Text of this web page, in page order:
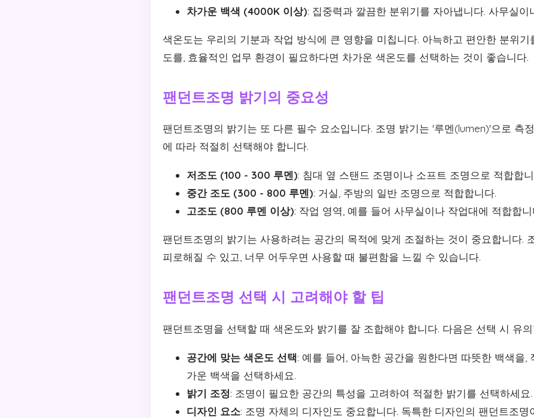
차가운 백색 (4000K 이상): 집중력과 깔끔한 분위기를 자아냅니다. 사무실이
색온도는 우리의 기분과 작업 방식에 큰 영향을 미칩니다. 아늑하고 편안한 분위
도를, 효율적인 업무 환경이 필요하다면 차가운 색온도를 선택하는 것이 좋습니다.
팬던트조명 밝기의 중요성
팬던트조명의 밝기는 또 다른 필수 요소입니다. 조명 밝기는 '루멘(lumen)'으로 측
에 따라 적절히 선택해야 합니다.
저조도 (100 - 300 루멘): 침대 옆 스탠드 조명이나 소프트 조명으로 적합합
중간 조도 (300 - 800 루멘): 거실, 주방의 일반 조명으로 적합합니다.
고조도 (800 루멘 이상): 작업 영역, 예를 들어 사무실이나 작업대에 적합합니
팬던트조명의 밝기는 사용하려는 공간의 목적에 맞게 조절하는 것이 중요합니다.
피로해질 수 있고, 너무 어두우면 사용할 때 불편함을 느낄 수 있습니다.
팬던트조명 선택 시 고려해야 할 팁
팬던트조명을 선택할 때 색온도와 밝기를 잘 조합해야 합니다. 다음은 선택 시 유
공간에 맞는 색온도 선택: 예를 들어, 아늑한 공간을 원한다면 따뜻한 백색을,
가운 백색을 선택하세요.
밝기 조정: 조명이 필요한 공간의 특성을 고려하여 적절한 밝기를 선택하세요.
디자인 요소: 조명 자체의 디자인도 중요합니다. 독특한 디자인의 팬던트조명